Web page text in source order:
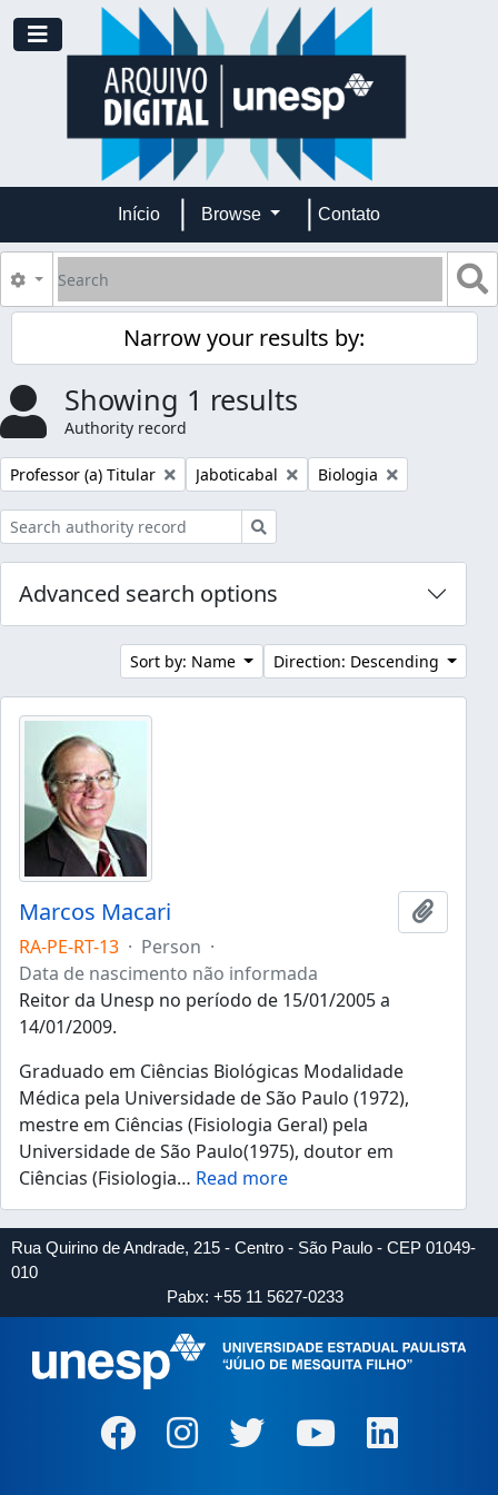
Skip to main content
Toggle navigation
Início Browse Contato
Search
Search options
Narrow your results by:
Showing 1 results
Authority record
Remove filter:
Professor (a) Titular Remove filter:
Jaboticabal Remove filter:
Biologia
Advanced search options
Sort by: Name Direction: Descending
Marcos Macari
Add to
RA-PE-RT-13 · Person ·
Data de nascimento não informada
Reitor da Unesp no período de 15/01/2005 a
14/01/2009.
Graduado em Ciências Biológicas Modalidade
Médica pela Universidade de São Paulo (1972),
mestre em Ciências (Fisiologia Geral) pela
Universidade de São Paulo(1975), doutor em
Ciências (Fisiologia… Read more
Rua Quirino de Andrade, 215 - Centro - São Paulo - CEP 01049-
010
Pabx: +55 11 5627-0233